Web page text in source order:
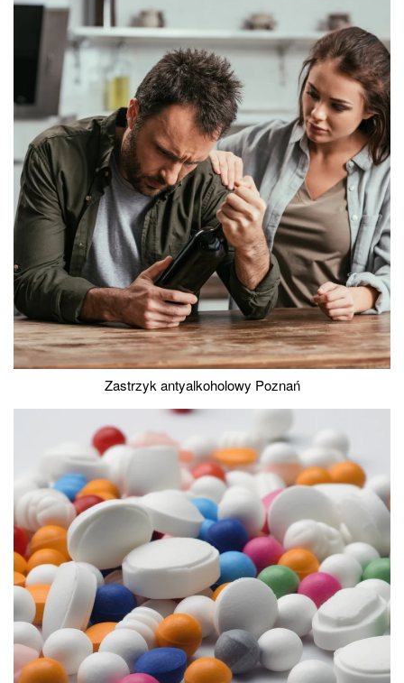
Zastrzyk antyalkoholowy Poznań